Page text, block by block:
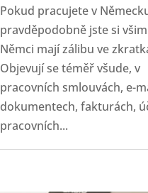
Pokud pracujete v
pravděpodobně jste si
Němci mají zálibu ve
Objevují se téměř všude, v
pracovních smlouvách, e-
dokumentech, fakturách,
pracovních...